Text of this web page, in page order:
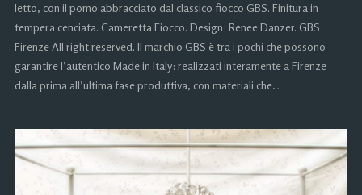
letto, con il pomo abbracciato dal classico fiocco GBS. Finitura in
tempera cenciata. Cameretta Fiocco. Design: Renee Danzer. GBS
Firenze All right reserved. Il marchio GBS è tra i pochi che possono
garantire l’autentico Made in Italy: realizzati interamente a Firenze
dalla prima all’ultima fase produttiva, con materiali che…